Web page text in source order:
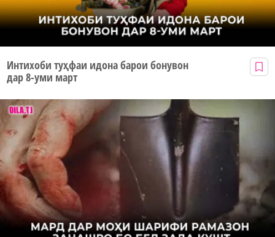
Интихоби туҳфаи идона барои бонувон
дар 8-уми март